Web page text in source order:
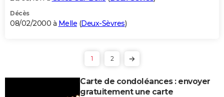
Décès
08/02/2000 à Melle (Deux-Sèvres)
1 2
Carte de condoléances : envoyer
gratuitement une carte